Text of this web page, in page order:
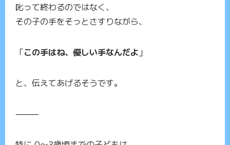
叱って終わるのではなく、
その子の手をそっとさすりながら、
「この手はね、優しい手なんだよ 」
と、伝えてあげるそうです。
⸻